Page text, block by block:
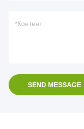
SEND MESSAGE